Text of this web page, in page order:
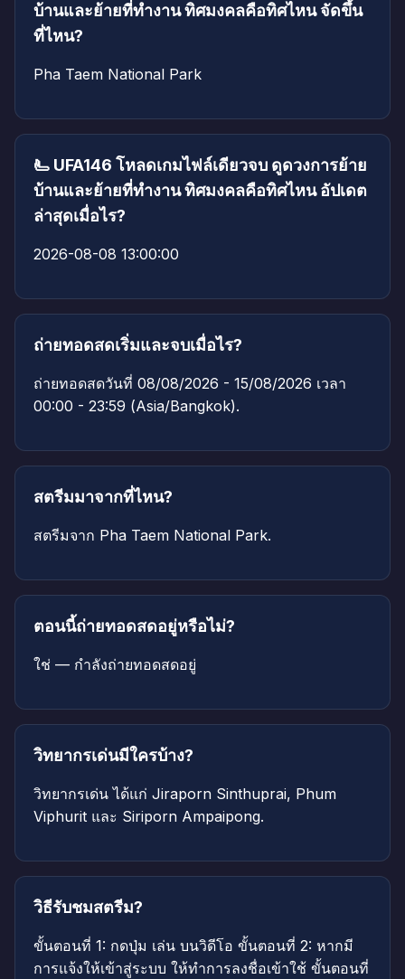
บ้านและย้ายที่ทำงาน ทิศมงคลคือทิศไหน จัดขึ้น
ที่ไหน?
Pha Taem National Park
🫷 UFA146 โหลดเกมไฟล์เดียวจบ ดูดวงการย้าย
บ้านและย้ายที่ทำงาน ทิศมงคลคือทิศไหน อัปเดต
ล่าสุดเมื่อไร?
2026-08-08 13:00:00
ถ่ายทอดสดเริ่มและจบเมื่อไร?
ถ่ายทอดสดวันที่ 08/08/2026 - 15/08/2026 เวลา
00:00 - 23:59 (Asia/Bangkok).
สตรีมมาจากที่ไหน?
สตรีมจาก Pha Taem National Park.
ตอนนี้ถ่ายทอดสดอยู่หรือไม่?
ใช่ — กำลังถ่ายทอดสดอยู่
วิทยากรเด่นมีใครบ้าง?
วิทยากรเด่น ได้แก่ Jiraporn Sinthuprai, Phum
Viphurit และ Siriporn Ampaipong.
วิธีรับชมสตรีม?
ขั้นตอนที่ 1: กดปุ่ม เล่น บนวิดีโอ ขั้นตอนที่ 2: หากมี
การแจ้งให้เข้าสู่ระบบ ให้ทำการลงชื่อเข้าใช้ ขั้นตอนที่